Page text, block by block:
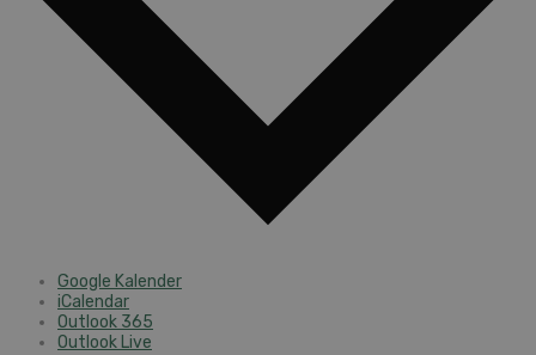
Google Kalender
iCalendar
Outlook 365
Outlook Live